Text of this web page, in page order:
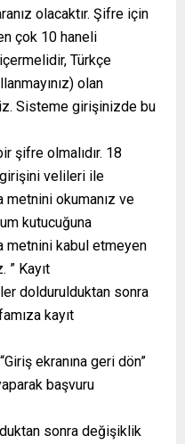
olacaktır. Şifre için
çok 10 haneli
Türkçe
olan
Sisteme girişinizde bu
şifre olmalıdır. 18
velileri ile
metnini okumanız ve
kutucuğuna
metnini kabul etmeyen
” Kayıt
doldurulduktan sonra
kayıt
ekranına geri dön”
başvuru
sonra değişiklik